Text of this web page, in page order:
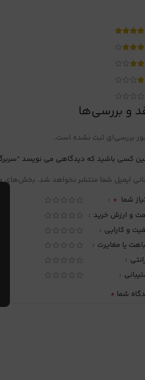
و بررسی‌ها
بررسی‌ای ثبت نشده است.
کسی باشید که دیدگاهی می نویسد “سربرگ
ایمیل شما منتشر نخواهد شد. بخش‌های
شما *
و ارزش خرید
و کارایی
یا مغایرت
شما *